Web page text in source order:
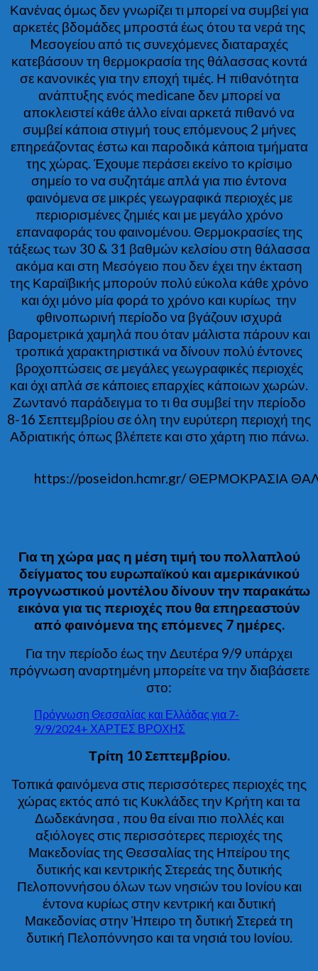
Κανένας όμως δεν γνωρίζει τι μπορεί να συμβεί για
αρκετές βδομάδες μπροστά έως ότου τα νερά της
Mεσογείου από τις συνεχόμενες διαταραχές
κατεβάσουν τη θερμοκρασία της θάλασσας κοντά
σε κανονικές για την εποχή τιμές. Η πιθανότητα
ανάπτυξης ενός medicane δεν μπορεί να
αποκλειστεί κάθε άλλο είναι αρκετά πιθανό να
συμβεί κάποια στιγμή τους επόμενους 2 μήνες
επηρεάζοντας έστω και παροδικά κάποια τμήματα
της χώρας. Έχουμε περάσει εκείνο το κρίσιμο
σημείο το να συζητάμε απλά για πιο έντονα
φαινόμενα σε μικρές γεωγραφικά περιοχές με
περιορισμένες ζημιές και με μεγάλο χρόνο
επαναφοράς του φαινομένου. Θερμοκρασίες της
τάξεως των 30 & 31 βαθμών κελσίου στη θάλασσα
ακόμα και στη Μεσόγειο που δεν έχει την έκταση
της Καραϊβικής μπορούν πολύ εύκολα κάθε χρόνο
και όχι μόνο μία φορά το χρόνο και κυρίως την
φθινοπωρινή περίοδο να βγάζουν ισχυρά
βαρομετρικά χαμηλά που όταν μάλιστα πάρουν και
τροπικά χαρακτηριστικά να δίνουν πολύ έντονες
βροχοπτώσεις σε μεγάλες γεωγραφικές περιοχές
και όχι απλά σε κάποιες επαρχίες κάποιων χωρών.
Ζωντανό παράδειγμα το τι θα συμβεί την περίοδο
8-16 Σεπτεμβρίου σε όλη την ευρύτερη περιοχή της
Αδριατικής όπως βλέπετε και στο χάρτη πιο πάνω.
https://poseidon.hcmr.gr/ ΘΕΡΜΟΚΡΑΣΙΑ
Για τη χώρα μας η μέση τιμή του πολλαπλού
δείγματος του ευρωπαϊκού και αμερικάνικού
προγνωστικού μοντέλου δίνουν την παρακάτω
εικόνα για τις περιοχές που θα επηρεαστούν
από φαινόμενα της επόμενες 7 ημέρες.
Για την περίοδο έως την Δευτέρα 9/9 υπάρχει
πρόγνωση αναρτημένη μπορείτε να την διαβάσετε
στο:
Πρόγνωση Θεσσαλίας και Ελλάδας για 7-
9/9/2024+ ΧΑΡΤΕΣ ΒΡΟΧΗΣ
Τρίτη 10 Σεπτεμβρίου.
Τοπικά φαινόμενα στις περισσότερες περιοχές της
χώρας εκτός από τις Κυκλάδες την Κρήτη και τα
Δωδεκάνησα , που θα είναι πιο πολλές και
αξιόλογες στις περισσότερες περιοχές της
Μακεδονίας της Θεσσαλίας της Ηπείρου της
δυτικής και κεντρικής Στερεάς της δυτικής
Πελοποννήσου όλων των νησιών του Ιονίου και
έντονα κυρίως στην κεντρική και δυτική
Μακεδονίας στην Ήπειρο τη δυτική Στερεά τη
δυτική Πελοπόννησο και τα νησιά του Ιονίου.